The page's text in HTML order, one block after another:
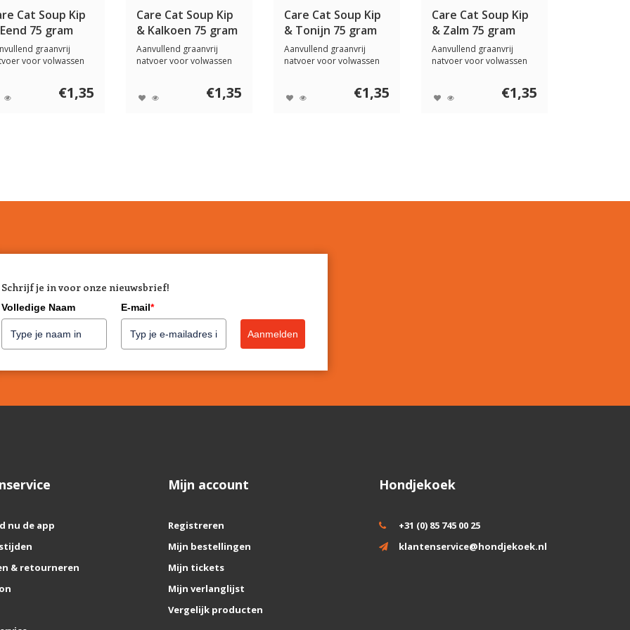
Cat Soup Kip
75 gram
graanvrij
voor volwassen
€1,35
Care Cat Soup Kip
& Kalkoen 75 gram
Aanvullend graanvrij
natvoer voor volwassen
€1,35
Care Cat Soup Kip
& Tonijn 75 gram
Aanvullend graanvrij
natvoer voor volwassen
€1,35
Care Cat Soup Kip
& Zalm 75 gram
Aanvullend graanvrij
natvoer voor volwassen
€1,35
Schrijf je in voor onze nieuwsbrief!
Volledige Naam E-mail*
Aanmelden
nu de app
& retourneren
Mijn account
Registreren
Mijn bestellingen
Mijn tickets
Mijn verlanglijst
Vergelijk producten
Hondjekoek
+31 (0) 85 745 00 25
klantenservice@hondjekoek.nl